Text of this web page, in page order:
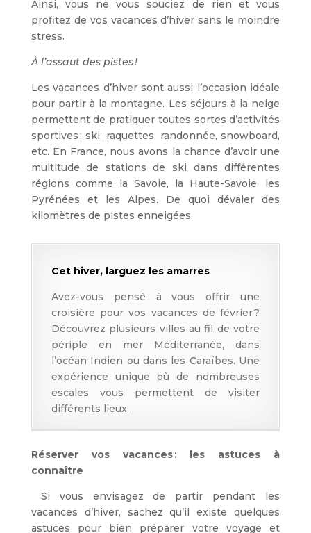
Ainsi, vous ne vous souciez de rien et vous
profitez de vos vacances d’hiver sans le moindre
stress.
À l’assaut des pistes !
Les vacances d’hiver sont aussi l’occasion idéale
pour partir à la montagne. Les séjours à la neige
permettent de pratiquer toutes sortes d’activités
sportives : ski, raquettes, randonnée, snowboard,
etc. En France, nous avons la chance d’avoir une
multitude de stations de ski dans différentes
régions comme la Savoie, la Haute-Savoie, les
Pyrénées et les Alpes. De quoi dévaler des
kilomètres de pistes enneigées.
Cet hiver, larguez les amarres
Avez-vous pensé à vous offrir une
croisière pour vos vacances de février ?
Découvrez plusieurs villes au fil de votre
périple en mer Méditerranée, dans
l’océan Indien ou dans les Caraïbes. Une
expérience unique où de nombreuses
escales vous permettent de visiter
différents lieux.
Réserver vos vacances : les astuces à
connaître
Si vous envisagez de partir pendant les
vacances d’hiver, sachez qu’il existe quelques
astuces pour bien préparer votre voyage et